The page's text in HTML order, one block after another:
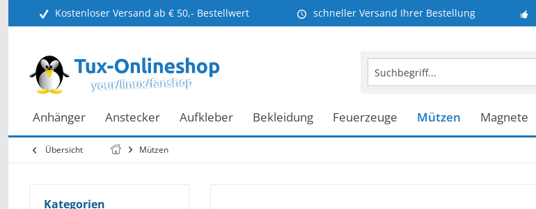
Kostenloser Versand ab € 50,- Bestellwert schneller Versand Ihrer Bestellung
Anhänger Anstecker Aufkleber Bekleidung Feuerzeuge Mützen Magnete
Übersicht Mützen
Kategorien